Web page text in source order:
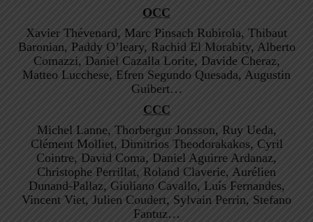
OCC
Xavier Thévenard, Marc Pinsach Rubirola, Thibaut
Baronian, Paddy O’leary, Rachid El Morabity, Alberto
Comazzi, Daniel Cazalla Lorite, Davide Cheraz,
Matteo Lucchese, Efren Segundo Quesada, Augustin
Guibert…
CCC
Michel Lanne, Thorbergur Jonsson, Ruy Ueda,
Clément Molliet, Dimitrios Theodorakakos, Cyril
Cointre, David Coma, Daniel Aguirre Ardanaz,
Christophe Perrillat, Roland Claverie, Aurélien
Dunand-Pallaz, Giuliano Cavallo, Luís Fernandes,
Vincent Viet, Julien Coudert, Sylvain Perrin, Stefano
Fantuz…